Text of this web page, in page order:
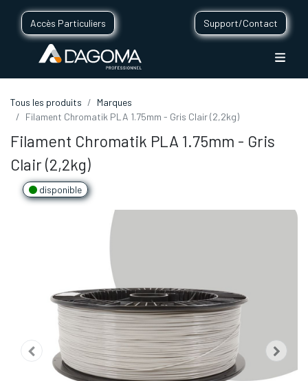
Accès Particuliers Support/Contact
Tous les produits
Marques
Filament Chromatik PLA 1.75mm - Gris Clair (2,2kg)
Filament Chromatik PLA 1.75mm - Gris
Clair (2,2kg)
disponible